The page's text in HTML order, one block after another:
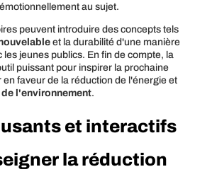
au sujet.
peuvent introduire des concepts tels
et la durabilité d'une manière
les jeunes publics. En fin de compte, la
puissant pour inspirer la prochaine
en faveur de la réduction de l'énergie et
l'environnement.
et interactifs
la réduction